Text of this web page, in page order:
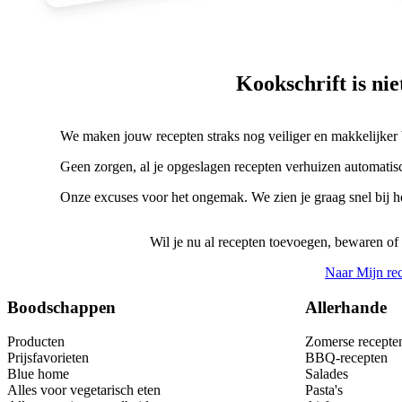
Kookschrift is
We maken jouw recepten straks nog veiliger en
Geen zorgen, al je opgeslagen recepten verhuizen
Onze excuses voor het ongemak. We zien je graag snel bij
Wil je nu al recepten toevoegen, bewaren
Naar Mijn
Boodschappen
Producten
Prijsfavorieten
Blue home
Alles voor vegetarisch eten
Allerhande
Zomerse
BBQ-recepten
Salades
Pasta's